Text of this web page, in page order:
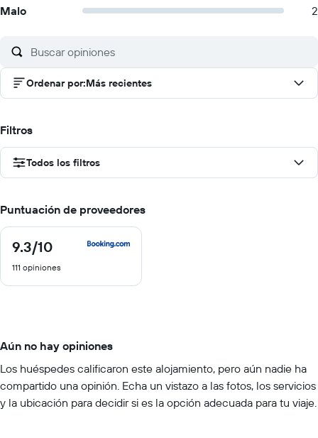
Malo
2
Ordenar por:Más recientes
Filtros
Todos los filtros
Puntuación de proveedores
9.3/10
9.3
10
111 opiniones
Aún no hay opiniones
Los huéspedes calificaron este alojamiento, pero aún nadie ha
compartido una opinión. Echa un vistazo a las fotos, los servicios
y la ubicación para decidir si es la opción adecuada para tu viaje.